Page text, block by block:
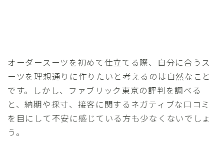
オーダースーツを初めて仕立てる際、自分に合うス
ーツを理想通りに作りたいと考えるのは自然なこと
です。しかし、ファブリック東京の評判を調べる
と、納期や採寸、接客に関するネガティブな口コミ
を目にして不安に感じている方も少なくないでしょ
う。